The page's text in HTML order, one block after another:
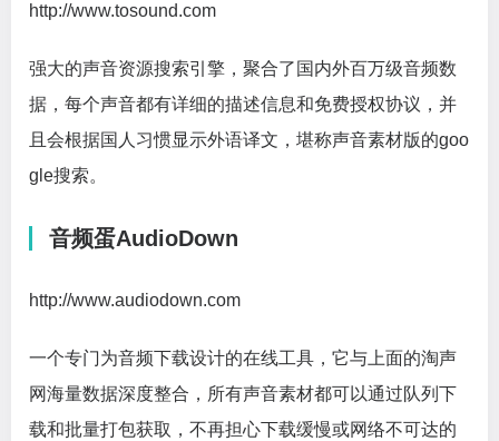
http://www.tosound.com
强大的声音资源搜索引擎，聚合了国内外百万级音频数
据，每个声音都有详细的描述信息和免费授权协议，并
且会根据国人习惯显示外语译文，堪称声音素材版的goo
gle搜索。
音频蛋AudioDown
http://www.audiodown.com
一个专门为音频下载设计的在线工具，它与上面的淘声
网海量数据深度整合，所有声音素材都可以通过队列下
载和批量打包获取，不再担心下载缓慢或网络不可达的